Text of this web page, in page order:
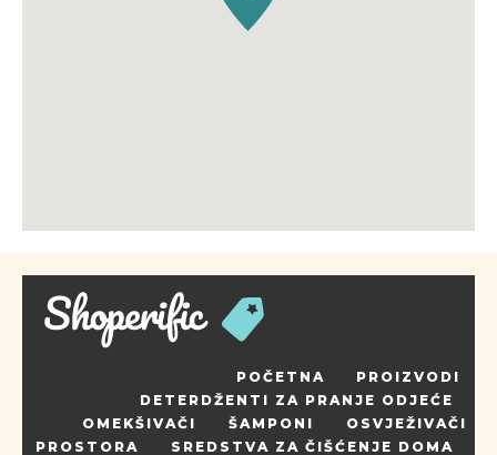
POČETNA
PROIZVODI
DETERDŽENTI ZA PRANJE ODJEĆE
OMEKŠIVAČI
ŠAMPONI
OSVJEŽIVAČI
PROSTORA
SREDSTVA ZA ČIŠĆENJE DOMA